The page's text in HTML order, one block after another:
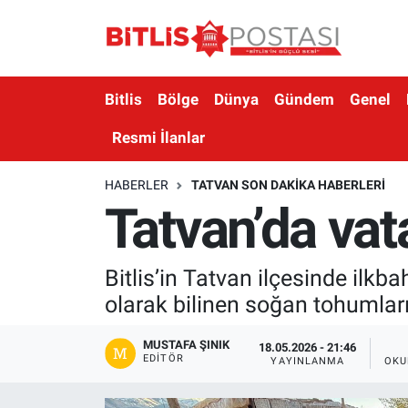
Bitlis Bölge Dünya Gündem Genel
Resmi İlanlar
HABERLER TATVAN SON DAKIKA HABERLERI
Tatvan’da
Bitlis’in Tatvan ilçesinde
olarak bilinen soğan
MUSTAFA ŞINIK
EDITÖR
18.05.2026 - 21:46
YAYINLANMA
Bölge
Ekonomi
Bitlis Trafik Yoğunluk Haritası
Süper Lig Puan Durumu ve Fikstür
Son Dakika Haberleri
Haber Arşivi